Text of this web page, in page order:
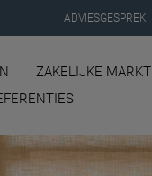
ADVIESGESPREK
ZAKELIJKE MARKT